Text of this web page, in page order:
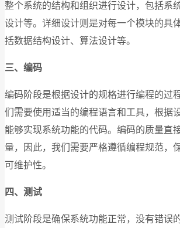
整个系统的结构和组织进行设计，包括系
设计等。详细设计则是对每一个模块的具
括数据结构设计、算法设计等。
三、编码
编码阶段是根据设计的规格进行编程的过
们需要使用适当的编程语言和工具，根据
能够实现系统功能的代码。编码的质量直
量，因此，我们需要严格遵循编程规范，
可维护性。
四、测试
测试阶段是确保系统功能正常，没有错误